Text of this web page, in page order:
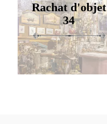
Rachat d'objet
34